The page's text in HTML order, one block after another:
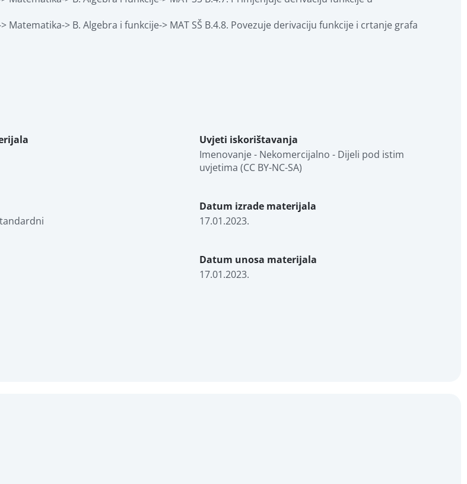
> B. Algebra i funkcije-> MAT SŠ B.4.8. Povezuje derivaciju funkcije i crtanje grafa
Uvjeti iskorištavanja
Imenovanje - Nekomercijalno - Dijeli pod istim
uvjetima (CC BY-NC-SA)
Datum izrade materijala
17.01.2023.
Datum unosa materijala
17.01.2023.